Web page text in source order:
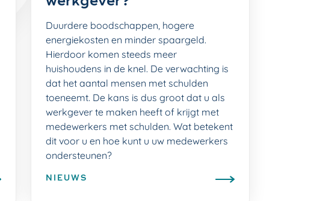
Duurdere boodschappen, hogere
energiekosten en minder spaargeld.
Hierdoor komen steeds meer
huishoudens in de knel. De verwachting is
dat het aantal mensen met schulden
toeneemt. De kans is dus groot dat u als
werkgever te maken heeft of krijgt met
medewerkers met schulden. Wat betekent
dit voor u en hoe kunt u uw medewerkers
ondersteunen?
NIEUWS